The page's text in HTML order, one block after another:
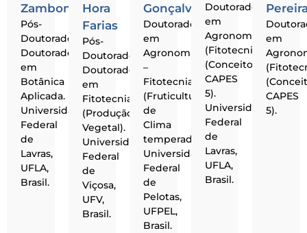
Zambon
Pós-
Doutorado.
Doutorado
em
Botânica
Aplicada.
Universidade
Federal
de
Lavras,
UFLA,
Brasil.
Hora
Farias
Pós-
Doutorado.
Doutorado
em
Fitotecnia
(Produção
Vegetal).
Universidade
Federal
de
Viçosa,
UFV,
Brasil.
Gonçalves
Doutorado
em
Agronomia
–
Fitotecnia
(Fruticultura
de
Clima
temperado).
Universidade
Federal
de
Pelotas,
UFPEL,
Brasil.
Doutorado
em
Agronomia
(Fitotecnia)
(Conceito
CAPES
5).
Universidade
Federal
de
Lavras,
UFLA,
Brasil.
em
CAPES
5).